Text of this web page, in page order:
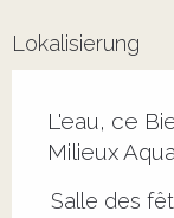
Lokalisierung
L'eau, ce
Milieux
Salle des